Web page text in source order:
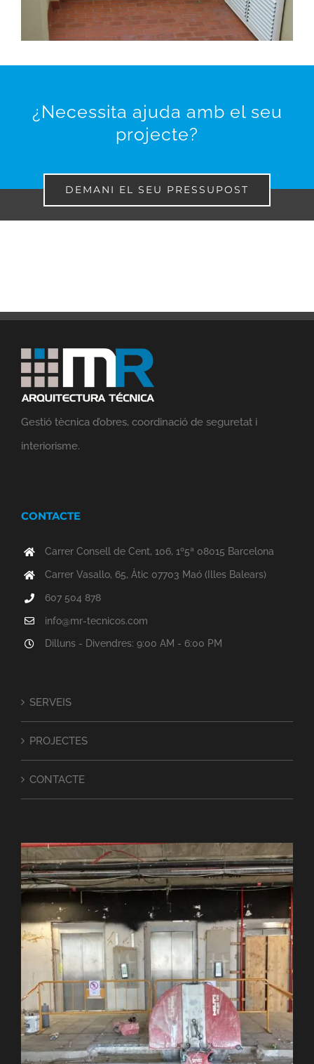
¿Necessita ajuda amb el seu
projecte?
DEMANI EL SEU PRESSUPOST
Gestió tècnica d’obres, coordinació de seguretat i
interiorisme.
CONTACTE
Carrer Consell de Cent, 106, 1º5ª 08015 Barcelona
Carrer Vasallo, 65, Àtic 07703 Maó (Illes Balears)
607 504 878
info@mr-tecnicos.com
Dilluns - Divendres: 9:00 AM - 6:00 PM
SERVEIS
PROJECTES
CONTACTE